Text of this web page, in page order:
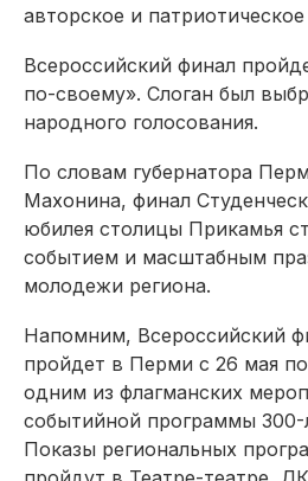
авторское и
Всероссийский финал
по-своему». Слоган был
народного голосования.
По словам губернатора
Махонина, финал
юбилея столицы Прикамья
событием и масштабным
молодежи региона.
Напомним, Всероссийский
пройдет в Перми с 26 мая
одним из флагманских
событийной программы 300-
Показы региональных